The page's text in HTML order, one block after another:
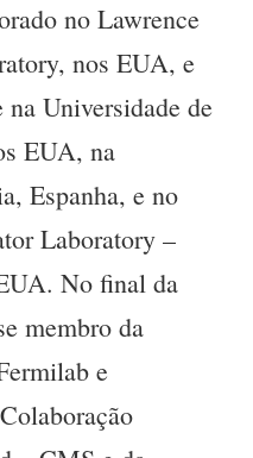
no Lawrence
nos EUA, e
Universidade de
EUA, na
Espanha, e no
Laboratory –
No final da
membro da
e